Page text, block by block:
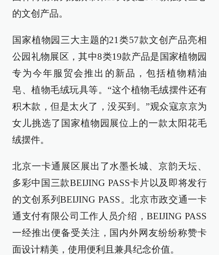
的文创产品。
国家植物园三大主题的21类57款文创产品亮相
公园礼物展区，其中8类19款产品是国家植物园
专为今年服贸会推出的新品，包括植物精油
皂、植物毛绒玩具等。“这个植物毛绒摆件还有
积木款，但是太火了，没买到。”观众寇京京为
女儿挑选了国家植物园展位上的一款太阳花毛
绒摆件。
北京一卡通展区展出了水墨长城、京韵天坛、
多彩中国三款BEIJING PASS卡片以及即将发行
的文创系列BEIJING PASS。北京市政交通一卡
通支付有限公司工作人员介绍，BEIJING PASS
一经推出便备受关注，国内外网友纷纷称赞卡
面设计精美，使用便利且兼具纪念价值。